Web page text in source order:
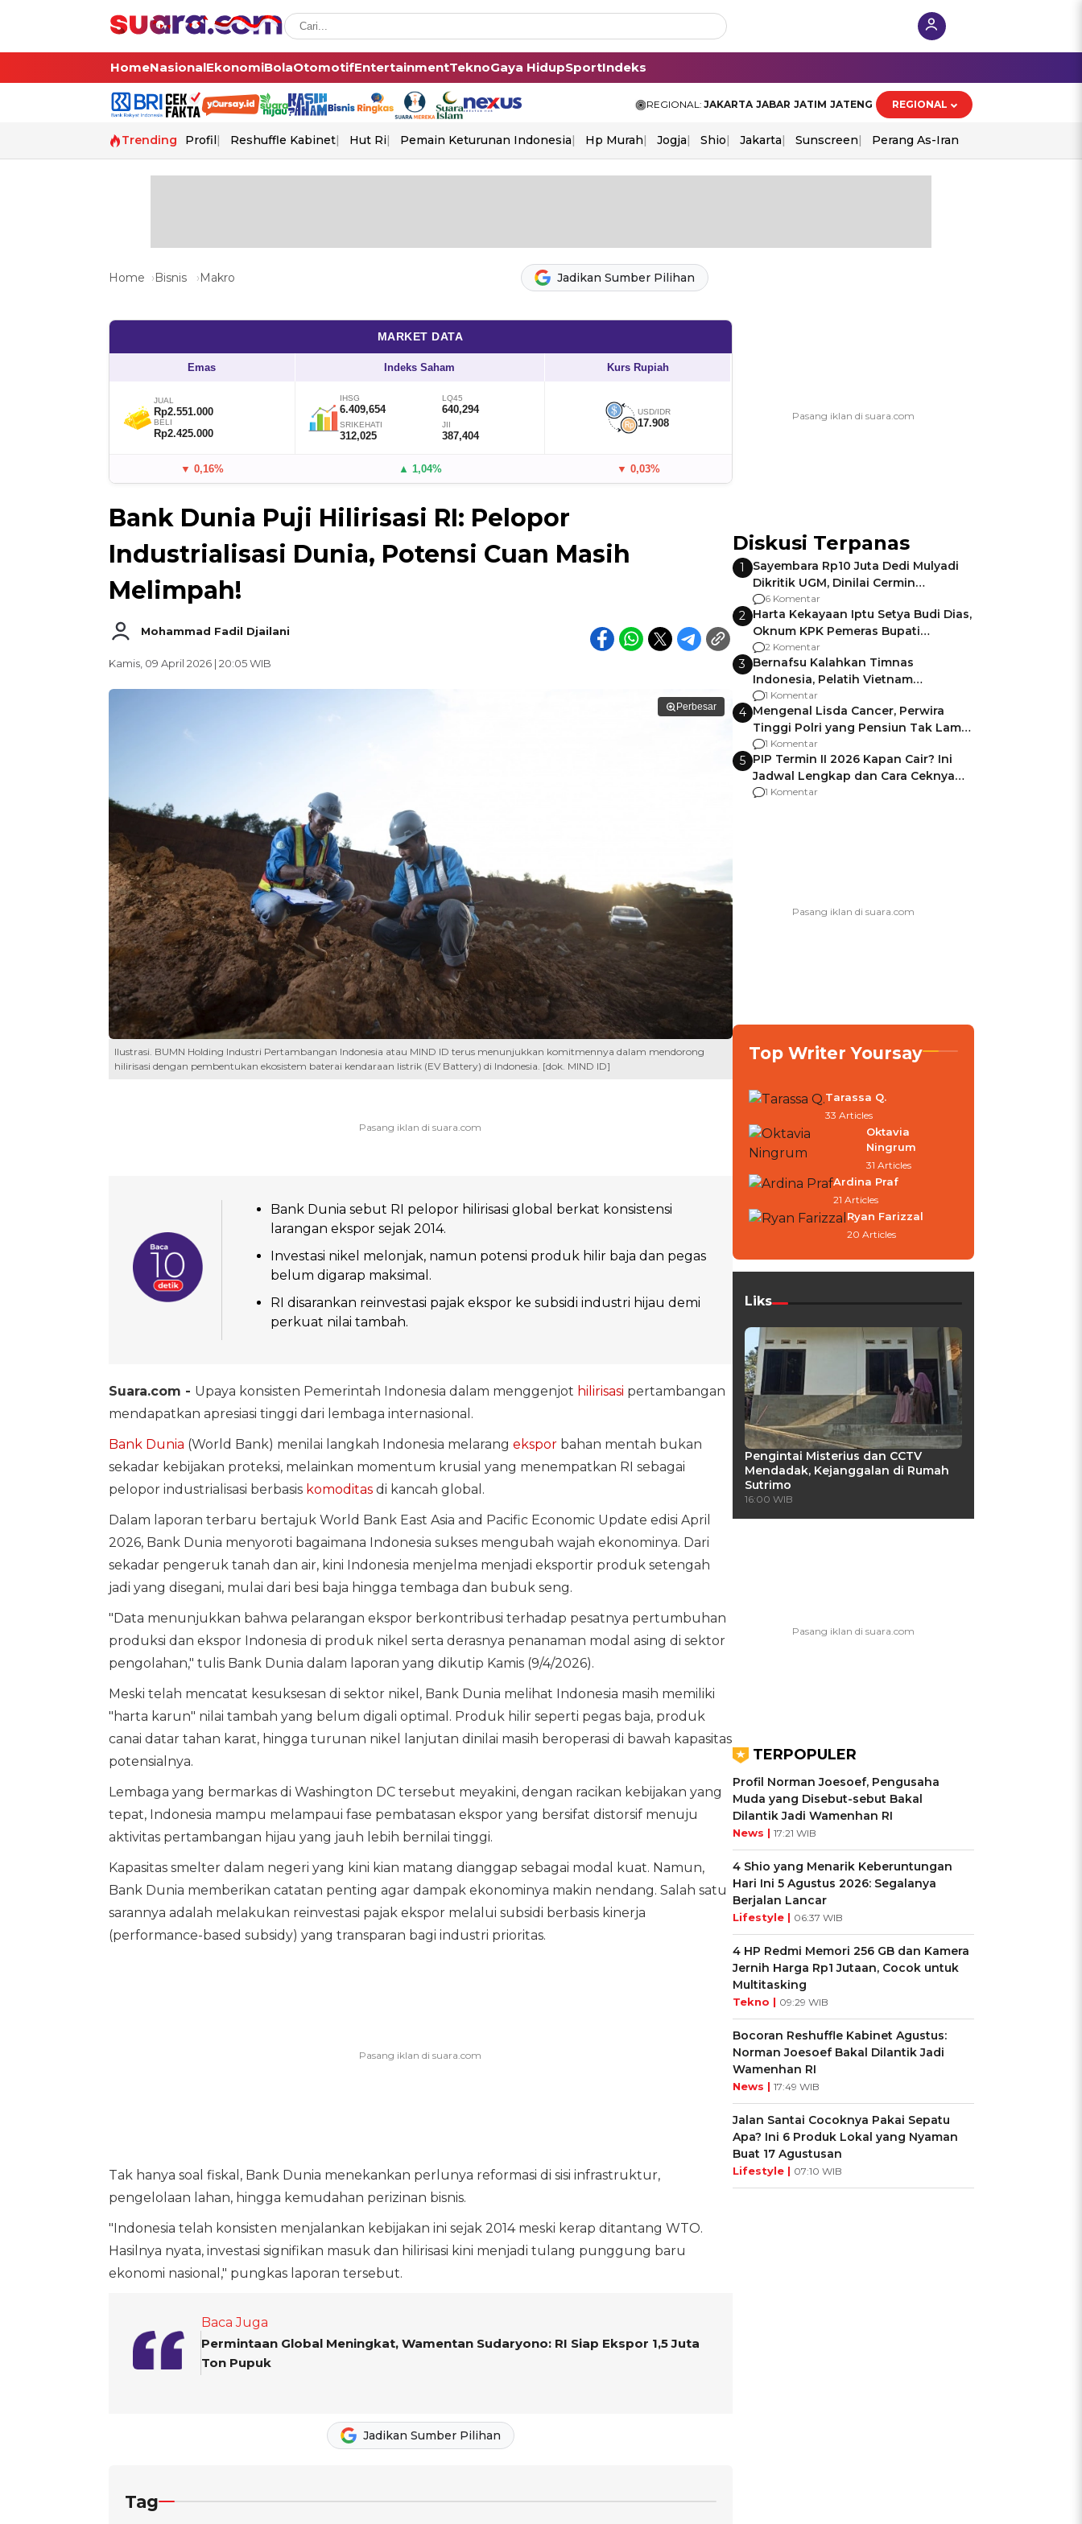
HomeNasionalEkonomiBolaOtomotifEntertainmentTeknoGaya HidupSportIndeks
REGIONAL: JAKARTA JABAR JATIM JATENG REGIONAL
Trending Profil Reshuffle Kabinet Hut Ri Pemain Keturunan Indonesia Hp Murah Jogja Shio Jakarta Sunscreen Perang As-Iran
Home Bisnis Makro Jadikan Sumber Pilihan
MARKET DATA
Emas Indeks Saham Kurs Rupiah
JUAL
Rp2.551.000
BELI
Rp2.425.000
IHSG
6.409,654
LQ45
640,294
SRIKEHATI
312,025
JII
387,404
USD/IDR
17.908
▼ 0,16% ▲ 1,04% ▼ 0,03%
Bank Dunia Puji Hilirisasi RI: Pelopor
Industrialisasi Dunia, Potensi Cuan Masih
Melimpah!
Mohammad Fadil Djailani
Kamis, 09 April 2026 | 20:05 WIB
Perbesar
Ilustrasi. BUMN Holding Industri Pertambangan Indonesia atau MIND ID terus menunjukkan komitmennya dalam mendorong
hilirisasi dengan pembentukan ekosistem baterai kendaraan listrik (EV Battery) di Indonesia. [dok. MIND ID]
Bank Dunia sebut RI pelopor hilirisasi global berkat konsistensi
larangan ekspor sejak 2014.
Investasi nikel melonjak, namun potensi produk hilir baja dan pegas
belum digarap maksimal.
RI disarankan reinvestasi pajak ekspor ke subsidi industri hijau demi
perkuat nilai tambah.
Suara.com - Upaya konsisten Pemerintah Indonesia dalam menggenjot hilirisasi pertambangan
mendapatkan apresiasi tinggi dari lembaga internasional.
Bank Dunia (World Bank) menilai langkah Indonesia melarang eksporbahan mentah bukan
sekadar kebijakan proteksi, melainkan momentum krusial yang menempatkan RI sebagai
pelopor industrialisasi berbasis komoditasdi kancah global.
Dalam laporan terbaru bertajuk World Bank East Asia and Pacific Economic Update edisi April
2026, Bank Dunia menyoroti bagaimana Indonesia sukses mengubah wajah ekonominya. Dari
sekadar pengeruk tanah dan air, kini Indonesia menjelma menjadi eksportir produk setengah
jadi yang disegani, mulai dari besi baja hingga tembaga dan bubuk seng.
"Data menunjukkan bahwa pelarangan ekspor berkontribusi terhadap pesatnya pertumbuhan
produksi dan ekspor Indonesia di produk nikel serta derasnya penanaman modal asing di sektor
pengolahan," tulis Bank Dunia dalam laporan yang dikutip Kamis (9/4/2026).
Meski telah mencatat kesuksesan di sektor nikel, Bank Dunia melihat Indonesia masih memiliki
"harta karun" nilai tambah yang belum digali optimal. Produk hilir seperti pegas baja, produk
canai datar tahan karat, hingga turunan nikel lanjutan dinilai masih beroperasi di bawah kapasitas
potensialnya.
Lembaga yang bermarkas di Washington DC tersebut meyakini, dengan racikan kebijakan yang
tepat, Indonesia mampu melampaui fase pembatasan ekspor yang bersifat distorsif menuju
aktivitas pertambangan hijau yang jauh lebih bernilai tinggi.
Kapasitas smelter dalam negeri yang kini kian matang dianggap sebagai modal kuat. Namun,
Bank Dunia memberikan catatan penting agar dampak ekonominya makin nendang. Salah satu
sarannya adalah melakukan reinvestasi pajak ekspor melalui subsidi berbasis kinerja
(performance-based subsidy) yang transparan bagi industri prioritas.
Tak hanya soal fiskal, Bank Dunia menekankan perlunya reformasi di sisi infrastruktur,
pengelolaan lahan, hingga kemudahan perizinan bisnis.
"Indonesia telah konsisten menjalankan kebijakan ini sejak 2014 meski kerap ditantang WTO.
Hasilnya nyata, investasi signifikan masuk dan hilirisasi kini menjadi tulang punggung baru
ekonomi nasional," pungkas laporan tersebut.
Baca Juga
Permintaan Global Meningkat, Wamentan Sudaryono: RI Siap Ekspor 1,5 Juta
Ton Pupuk
Jadikan Sumber Pilihan
Tag
Diskusi Terpanas
1
Sayembara Rp10 Juta Dedi Mulyadi
Dikritik UGM, Dinilai Cermin
Gagalnya Negara Jamin Keamanan
6 Komentar
2 Harta Kekayaan Iptu Setya Budi Dias,
Oknum KPK Pemeras Bupati
Pemalang
2 Komentar
3 Bernafsu Kalahkan Timnas
Indonesia, Pelatih Vietnam
Berencana Pakai Jimat di Pakansari
1 Komentar
4 Mengenal Lisda Cancer, Perwira
Tinggi Polri yang Pensiun Tak Lama
Usai Jadi Brigjen
1 Komentar
5 PIP Termin II 2026 Kapan Cair? Ini
Jadwal Lengkap dan Cara Ceknya
agar Dana Tidak Hangus!
1 Komentar
Top Writer Yoursay
Tarassa Q.
33 Articles
Oktavia
Ningrum
31 Articles
Ardina Praf
21 Articles
Ryan Farizzal
20 Articles
Liks
Pengintai Misterius dan CCTV
Mendadak, Kejanggalan di Rumah
Sutrimo
16:00 WIB
TERPOPULER
Profil Norman Joesoef, Pengusaha
Muda yang Disebut-sebut Bakal
Dilantik Jadi Wamenhan RI
News | 17:21 WIB
4 Shio yang Menarik Keberuntungan
Hari Ini 5 Agustus 2026: Segalanya
Berjalan Lancar
Lifestyle | 06:37 WIB
4 HP Redmi Memori 256 GB dan Kamera
Jernih Harga Rp1 Jutaan, Cocok untuk
Multitasking
Tekno | 09:29 WIB
Bocoran Reshuffle Kabinet Agustus:
Norman Joesoef Bakal Dilantik Jadi
Wamenhan RI
News | 17:49 WIB
Jalan Santai Cocoknya Pakai Sepatu
Apa? Ini 6 Produk Lokal yang Nyaman
Buat 17 Agustusan
Lifestyle | 07:10 WIB